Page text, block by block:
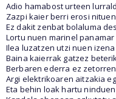
Adio hamabost urteen
Zazpi kaier berri erosi nituen
Ez dakit zenbat bolaluma
Lortu nuen marinel
Ilea luzatzen utzi nuen
Baina kaierrak gatzez
Berbaren ederra ez
Argi elektrikoaren aitzakia
Eta behin loak hartu